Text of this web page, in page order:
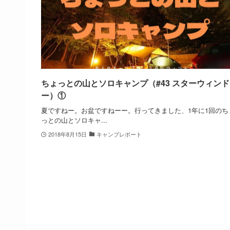
ちょっとの山とソロキャンプ（#43 スターウィンド
ー）①
夏ですねー。お盆ですねーー。行ってきました、1年に1回の
っとの山とソロキャ...
2018年8月15日 キャンプレポート